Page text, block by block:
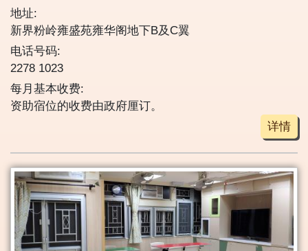
地址:
新界粉岭雍盛苑雍华阁地下B及C翼
电话号码:
2278 1023
每月基本收费:
资助宿位的收费由政府厘订。
详情